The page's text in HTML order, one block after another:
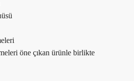
öne çıkan ürünle birlikte